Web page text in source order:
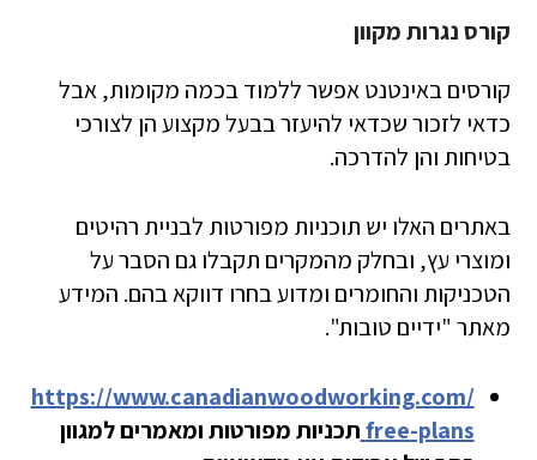
קורס נגרות מקוון
קורסים באינטנט אפשר ללמוד בכמה מקומות, אבל
כדאי לזכור שכדאי להיעזר בבעל מקצוע הן לצורכי
בטיחות והן להדרכה.
באתרים האלו יש תוכניות מפורטות לבניית רהיטים
ומוצרי עץ, ובחלק מהמקרים תקבלו גם הסבר על
הטכניקות והחומרים ומדוע בחרו דווקא בהם. המידע
מאתר "ידיים טובות".
https://www.canadianwoodworking.com/
free-plansתכניות מפורטות ומאמרים למגוון